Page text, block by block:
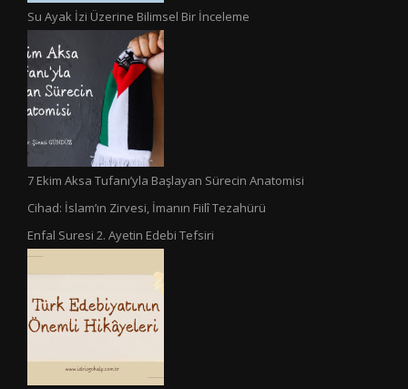
Su Ayak İzi Üzerine Bilimsel Bir İnceleme
7 Ekim Aksa Tufanı’yla Başlayan Sürecin Anatomisi
Cihad: İslam’ın Zirvesi, İmanın Fiilî Tezahürü
Enfal Suresi 2. Ayetin Edebi Tefsiri